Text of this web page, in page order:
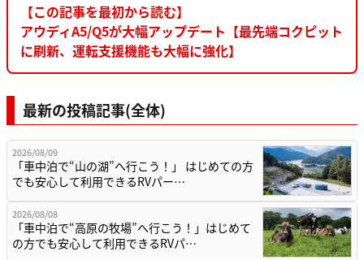
【この記事を最初から読む】
アウディA5/Q5が大幅アップデート【最先端コクピット
に刷新、運転支援機能も大幅に強化】
最新の投稿記事(全体)
2026/08/09
「車中泊で“山の湖”へ行こう！」 はじめての方
でも安心して利用できるRVパー…
2026/08/08
「車中泊で“高原の牧場”へ行こう！」はじめて
の方でも安心して利用できるRVパ…